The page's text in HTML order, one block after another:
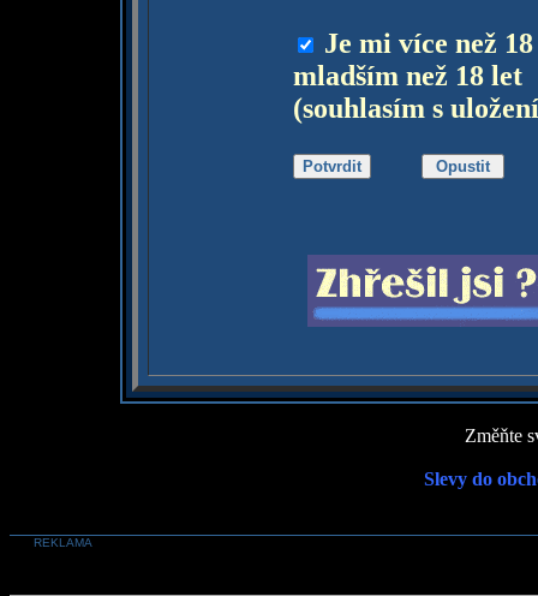
Je mi více než
mladším než 18 let
(souhlasím s
Změňte
Slevy do
REKLAMA